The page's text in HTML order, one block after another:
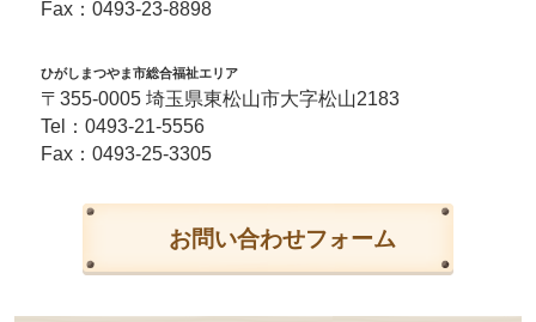
Fax：0493-23-8898
ひがしまつやま市総合福祉エリア
〒355-0005 埼玉県東松山市大字松山2183
Tel： 0493-21-5556
Fax：0493-25-3305
お問い合わせフォーム